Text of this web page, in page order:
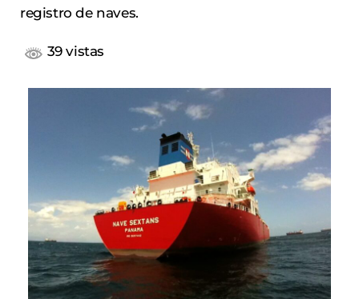
registro de naves.
39 vistas